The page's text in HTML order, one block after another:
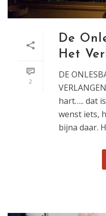
2
De
Het
DE
hart….. dat
wenst iets,
bijna daar.